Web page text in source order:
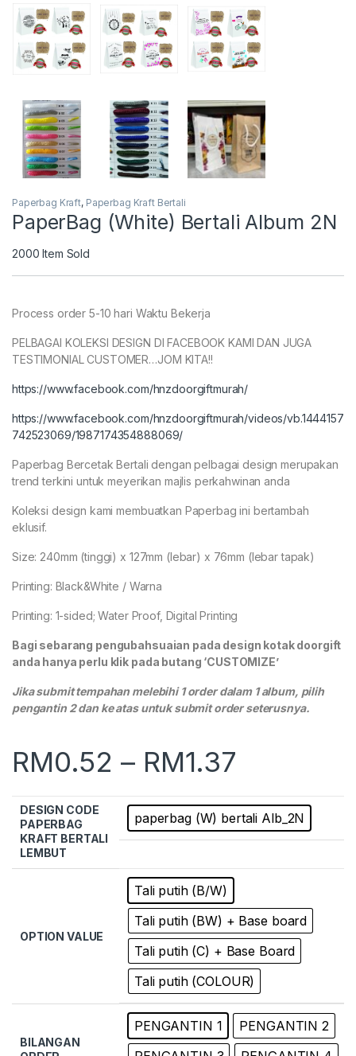
Paperbag Kraft, Paperbag Kraft Bertali
PaperBag (White) Bertali Album 2N
2000 Item Sold
Process order 5-10 hari Waktu Bekerja
PELBAGAI KOLEKSI DESIGN DI FACEBOOK KAMI DAN JUGA
TESTIMONIAL CUSTOMER…JOM KITA!!
https://www.facebook.com/hnzdoorgiftmurah/
https://www.facebook.com/hnzdoorgiftmurah/videos/vb.1444157
742523069/1987174354888069/
Paperbag Bercetak Bertali dengan pelbagai design merupakan
trend terkini untuk meyerikan majlis perkahwinan anda
Koleksi design kami membuatkan Paperbag ini bertambah
eklusif.
Size: 240mm (tinggi) x 127mm (lebar) x 76mm (lebar tapak)
Printing: Black&White / Warna
Printing: 1-sided; Water Proof, Digital Printing
Bagi sebarang pengubahsuaian pada design kotak doorgift
anda hanya perlu klik pada butang ‘CUSTOMIZE’
Jika submit tempahan melebihi 1 order dalam 1 album, pilih
pengantin 2 dan ke atas untuk submit order seterusnya.
RM0.52 – RM1.37
DESIGN CODE
PAPERBAG
KRAFT BERTALI
LEMBUT
paperbag (W) bertali Alb_2N
OPTION VALUE
Tali putih (B/W)
Tali putih (BW) + Base board
Tali putih (C) + Base Board
Tali putih (COLOUR)
BILANGAN
PENGANTIN 1
PENGANTIN 2